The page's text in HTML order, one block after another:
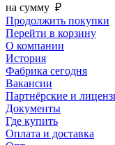
на сумму ₽
Продолжить покупки
Перейти в корзину
О компании
История
Фабрика сегодня
Вакансии
Партнёрские и
Документы
Где купить
Оплата и доставка